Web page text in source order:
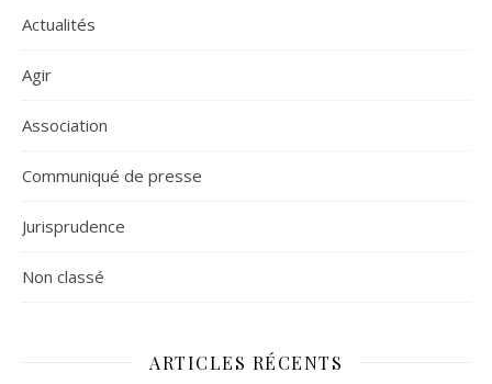
Actualités
Agir
Association
Communiqué de presse
Jurisprudence
Non classé
ARTICLES RÉCENTS